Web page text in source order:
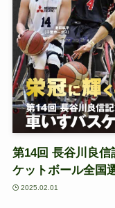
第14回 長谷川良
ケットボール全国
2025.02.01